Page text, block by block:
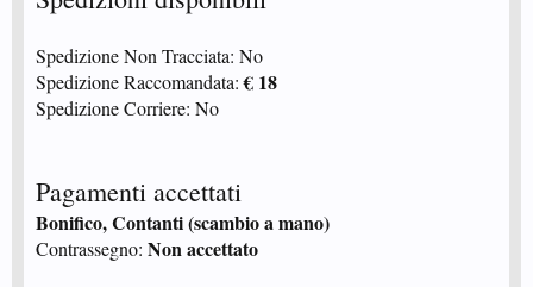
Spedizione Non Tracciata: No
Spedizione Raccomandata:€ 18
Spedizione Corriere: No
Pagamenti accettati
Bonifico, Contanti (scambio a mano)
Contrassegno: Non accettato